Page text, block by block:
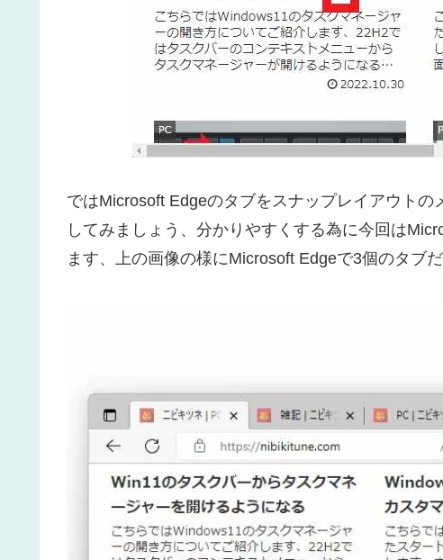
ではMicrosoft Edgeのタブをスナップレイアウト
してみましょう、分かりやすくする為に今回は
ます、上の画像の様にMicrosoft Edgeで3個のタブ